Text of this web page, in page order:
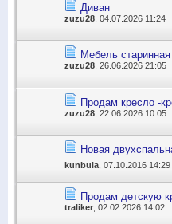
Диван
zuzu28 , 04.07.2026 11:24
Мебель старинная
zuzu28 , 26.06.2026 21:05
Продам кресло -
zuzu28 , 22.06.2026 10:05
Новая
kunbula , 07.10.2016 14:29
Продам детскую
traliker, 02.02.2026 14:02